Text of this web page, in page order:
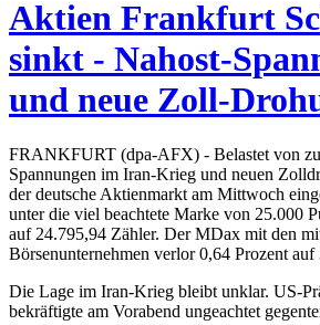
Aktien Frankfurt
sinkt - Nahost-
und neue Zoll-
FRANKFURT (dpa-AFX) - Belastet von
Spannungen im Iran-Krieg und neuen
der deutsche Aktienmarkt am Mittwoch
unter die viel beachtete Marke von 25.000
auf 24.795,94 Zähler. Der MDax mit den
Börsenunternehmen verlor 0,64 Prozent
Die Lage im Iran-Krieg bleibt unklar. US-
bekräftigte am Vorabend ungeachtet